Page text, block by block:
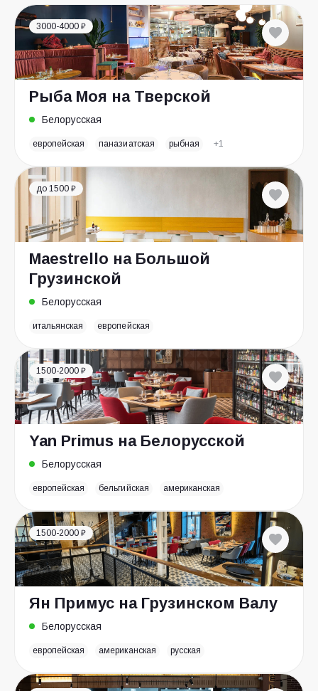
3000-4000 ₽
Рыба Моя на Тверской
Белорусская
европейская паназиатская рыбная +1
до 1500 ₽
Maestrello на Большой
Грузинской
Белорусская
итальянская европейская
1500-2000 ₽
Yan Primus на Белорусской
Белорусская
европейская бельгийская американская
1500-2000 ₽
Ян Примус на Грузинском Валу
Белорусская
европейская американская русская